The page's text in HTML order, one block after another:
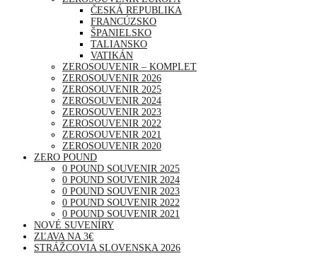
ČESKÁ REPUBLIKA
FRANCÚZSKO
ŠPANIELSKO
TALIANSKO
VATIKÁN
ZEROSOUVENIR – KOMPLET
ZEROSOUVENIR 2026
ZEROSOUVENIR 2025
ZEROSOUVENIR 2024
ZEROSOUVENIR 2023
ZEROSOUVENIR 2022
ZEROSOUVENIR 2021
ZEROSOUVENIR 2020
ZERO POUND
0 POUND SOUVENIR 2025
0 POUND SOUVENIR 2024
0 POUND SOUVENIR 2023
0 POUND SOUVENIR 2022
0 POUND SOUVENIR 2021
NOVÉ SUVENÍRY
ZĽAVA NA 3€
STRÁŽCOVIA SLOVENSKA 2026